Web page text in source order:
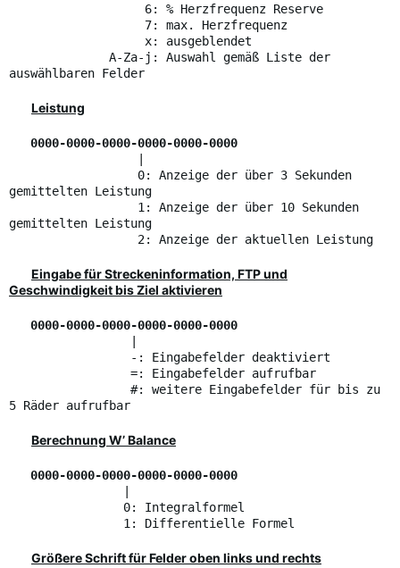
6: % Herzfrequenz Reserve
7: max. Herzfrequenz
x: ausgeblendet
A-Za-j: Auswahl gemäß Liste der
auswählbaren Felder
Leistung
0000-0000-0000-0000-0000-0000
0: Anzeige der über 3 Sekunden
gemittelten Leistung
1: Anzeige der über 10 Sekunden
gemittelten Leistung
2: Anzeige der aktuellen Leistung
Eingabe für Streckeninformation, FTP und
Geschwindigkeit bis Ziel aktivieren
0000-0000-0000-0000-0000-0000
-: Eingabefelder deaktiviert
=: Eingabefelder aufrufbar
#: weitere Eingabefelder für bis zu
5 Räder aufrufbar
Berechnung W’ Balance
0000-0000-0000-0000-0000-0000
0: Integralformel
1: Differentielle Formel
Größere Schrift für Felder oben links und rechts